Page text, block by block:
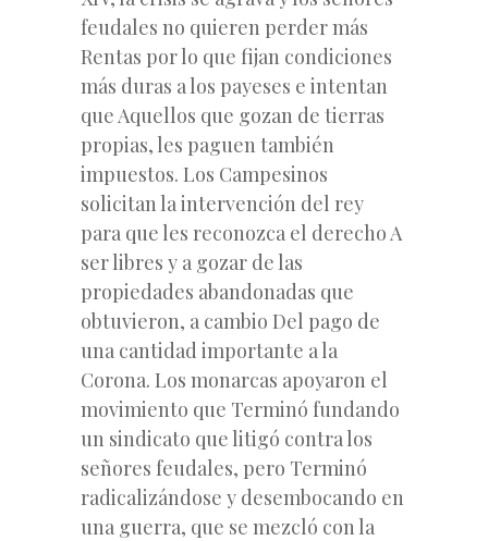
feudales no quieren perder más
Rentas por lo que fijan condiciones
más duras a los payeses e intentan
que Aquellos que gozan de tierras
propias, les paguen también
impuestos. Los Campesinos
solicitan la intervención del rey
para que les reconozca el derecho A
ser libres y a gozar de las
propiedades abandonadas que
obtuvieron, a cambio Del pago de
una cantidad importante a la
Corona. Los monarcas apoyaron el
movimiento que Terminó fundando
un sindicato que litigó contra los
señores feudales, pero Terminó
radicalizándose y desembocando en
una guerra, que se mezcló con la